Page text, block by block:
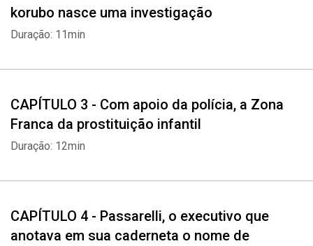
korubo nasce uma investigação
Duração: 11min
CAPÍTULO 3 - Com apoio da polícia, a Zona
Franca da prostituição infantil
Duração: 12min
CAPÍTULO 4 - Passarelli, o executivo que
anotava em sua caderneta o nome de